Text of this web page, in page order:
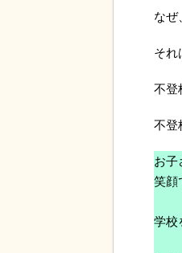
なぜ
それ
不登
不登
お子
笑顔
学校